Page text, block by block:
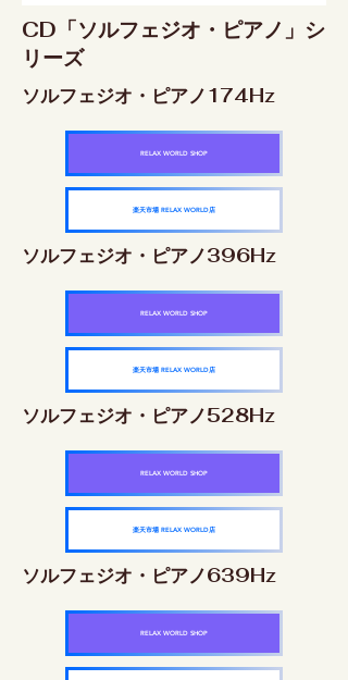
CD「ソルフェジオ・ピアノ」シ
リーズ
ソルフェジオ・ピアノ174Hz
RELAX WORLD SHOP
楽天市場 RELAX WORLD店
ソルフェジオ・ピアノ396Hz
RELAX WORLD SHOP
楽天市場 RELAX WORLD店
ソルフェジオ・ピアノ528Hz
RELAX WORLD SHOP
楽天市場 RELAX WORLD店
ソルフェジオ・ピアノ639Hz
RELAX WORLD SHOP